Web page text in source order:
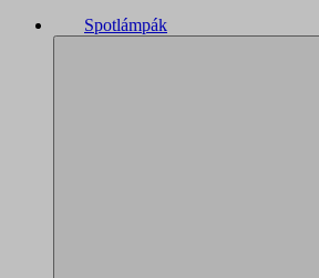
Spotlámpák